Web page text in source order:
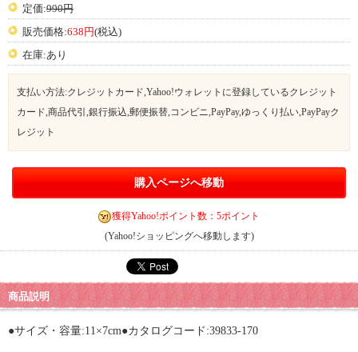
定価:990円
販売価格:638円(税込)
在庫:あり
支払い方法:クレジットカード,Yahoo!ウォレットに登録しているクレジット
カード,商品代引,銀行振込,郵便振替,コンビニ,PayPay,ゆっくり払い,PayPayク
レジット
購入ページへ移動
獲得Yahoo!ポイント数：5ポイント
(Yahoo!ショッピングへ移動します)
商品説明
●サイズ・容量:11×7cm●カタログコード:39833-170